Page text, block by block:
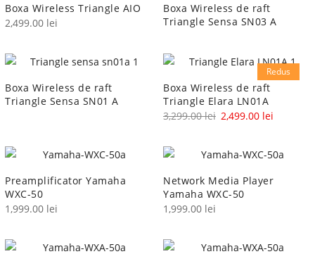
Boxa Wireless Triangle AIO
2,499.00 lei
Boxa Wireless de raft
Triangle Sensa SN03 A
Boxa Wireless de raft
Triangle Sensa SN01 A
Redus
Boxa Wireless de raft
Triangle Elara LN01A
3,299.00lei Prețul
3,299.00 lei.
2,499.00 lei
este:
Preamplificator Yamaha
WXC-50
1,999.00 lei
Network Media Player
Yamaha WXC-50
1,999.00 lei